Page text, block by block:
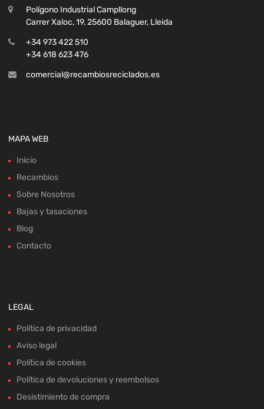
Polígono Industrial Campllong
Carrer Xaloc, 19, 25600 Balaguer, Lleida
+34 973 422 510
+34 618 623 476
comercial@recambiosreciclados.es
MAPA WEB
Inicio
Recambios
Sobre Nosotros
Bajas y tasaciones
Blog
Contacto
LEGAL
Política de privacidad
Aviso legal
Política de cookies
Política de devoluciones y reembolsos
Desistimiento de compra